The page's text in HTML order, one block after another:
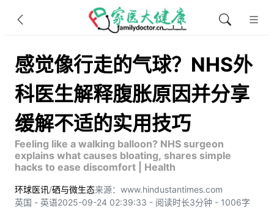
感觉像行走的气球？NHS外
科医生解释腹胀原因并分享
缓解不适的实用技巧
Feeling like a walking balloon? NHS surgeon
explains what causes bloating, shares simple
hacks to ease discomfort | Health
环球医讯/硒与微生态来源：www.hindustantimes.com
英国 - 英语2025-09-24 02:39:33 - 阅读时长3分钟 - 1006字